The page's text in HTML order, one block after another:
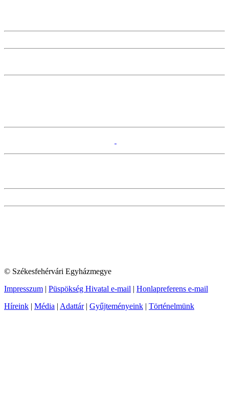
© Székesfehérvári Egyházmegye
Impresszum | Püspökség Hivatal e-mail | Honlapreferens e-mail
Híreink | Média | Adattár| Gyűjteményeink | Történelmünk